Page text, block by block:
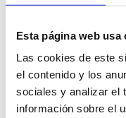
Esta página web usa
Las cookies de este
el contenido y los
sociales y analizar el
información sobre el
provocando
Bien porque se
simplemente